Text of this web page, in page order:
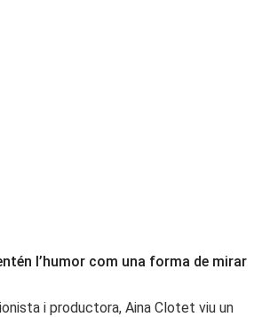
l’humor com una forma de mirar
i productora, Aina Clotet viu un